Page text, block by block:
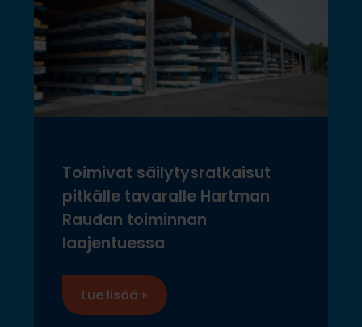
Toimivat säilytysratkaisut
pitkälle tavaralle Hartman
Raudan toiminnan
laajentuessa
Lue lisää »